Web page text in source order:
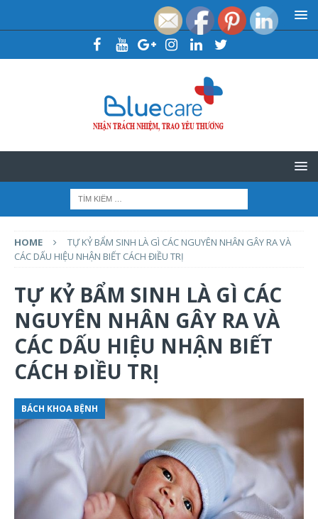
HOME
TỰ KỶ BẨM SINH LÀ GÌ CÁC NGUYÊN NHÂN GÂY RA VÀ
CÁC DẤU HIỆU NHẬN BIẾT CÁCH ĐIỀU TRỊ
TỰ KỶ BẨM SINH LÀ GÌ CÁC
NGUYÊN NHÂN GÂY RA VÀ
CÁC DẤU HIỆU NHẬN BIẾT
CÁCH ĐIỀU TRỊ
BÁCH KHOA BỆNH